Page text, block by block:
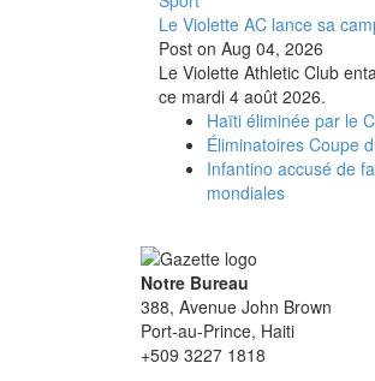
Le Violette AC lance sa
Post on Aug 04, 2026
Le Violette Athletic Club
ce mardi 4 août 2026.
Haïti éliminée par le
Éliminatoires Coupe
Infantino accusé de
mondiales
Notre Bureau
388, Avenue John Brown
Port-au-Prince, Haiti
+509 3227 1818